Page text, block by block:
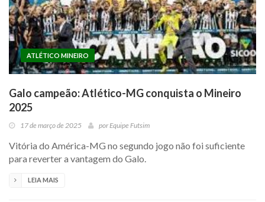
ATLÉTICO MINEIRO
Galo campeão: Atlético-MG conquista o Mineiro
2025
17 de março de 2025 porEquipe Futsim
Vitória do América-MG no segundo jogo não foi suficiente
para reverter a vantagem do Galo.
LEIA MAIS